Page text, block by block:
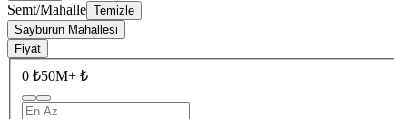
Semt/Mahalle Temizle
Sayburun Mahallesi
Fiyat
0 ₺50M+ ₺